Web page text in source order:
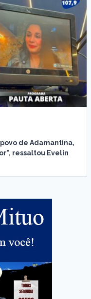
de Adamantina,
ressaltou Evelin